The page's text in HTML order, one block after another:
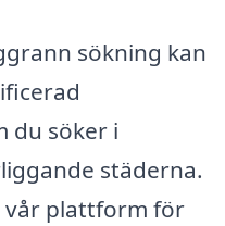
sökning kan
du söker i
städerna.
vår plattform för